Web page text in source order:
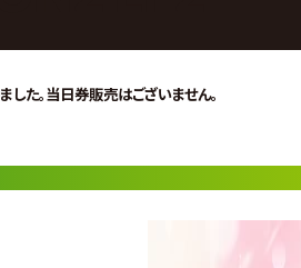
た。当日券販売はございません。